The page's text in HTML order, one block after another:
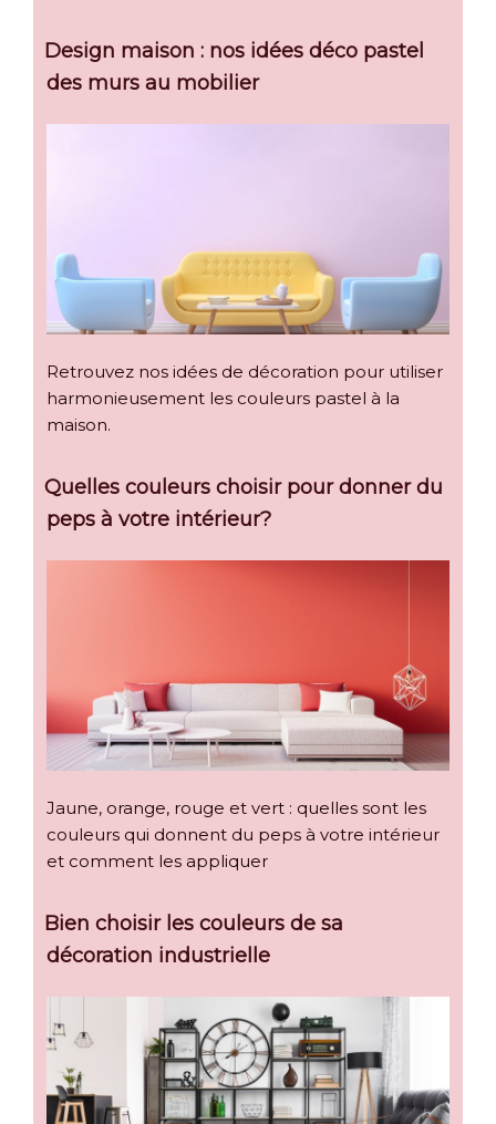
Design maison : nos idées déco pastel
des murs au mobilier
Retrouvez nos idées de décoration pour utiliser
harmonieusement les couleurs pastel à la
maison.
Quelles couleurs choisir pour donner du
peps à votre intérieur?
Jaune, orange, rouge et vert : quelles sont les
couleurs qui donnent du peps à votre intérieur
et comment les appliquer
Bien choisir les couleurs de sa
décoration industrielle